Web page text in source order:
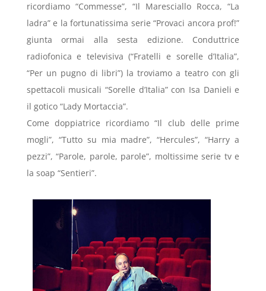
ricordiamo “Commesse”, “Il Maresciallo Rocca, “La
ladra” e la fortunatissima serie “Provaci ancora prof!”
giunta ormai alla sesta edizione. Conduttrice
radiofonica e televisiva (“Fratelli e sorelle d’Italia”,
“Per un pugno di libri”) la troviamo a teatro con gli
spettacoli musicali “Sorelle d’Italia” con Isa Danieli e
il gotico “Lady Mortaccia”.
Come doppiatrice ricordiamo “Il club delle prime
mogli”, “Tutto su mia madre”, “Hercules”, “Harry a
pezzi”, “Parole, parole, parole”, moltissime serie tv e
la soap “Sentieri”.